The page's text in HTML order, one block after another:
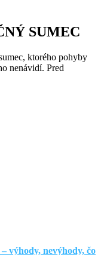
SUMEC
ktorého pohyby
nenávidí. Pred
výhody, nevýhody, čo